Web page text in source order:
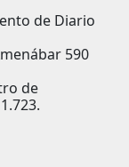
de Diario
590
de